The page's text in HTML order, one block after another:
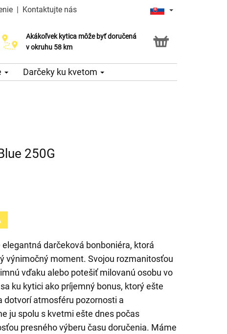
| Kontaktujte nás
Akákoľvek kytica môže byť doručená
v okruhu 58 km
Darčeky ku kvetom
250G
darčeková bonboniéra, ktorá
výnimočný moment. Svojou rozmanitosťou
vďaku alebo potešiť milovanú osobu vo
ku kytici ako príjemný bonus, ktorý ešte
dotvorí atmosféru pozornosti a
ju spolu s kvetmi ešte dnes počas
presného výberu času doručenia. Máme